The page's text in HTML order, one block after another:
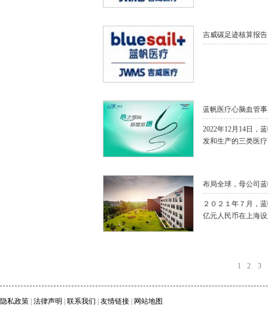
吉威碳足迹核算报告
蓝帆医疗心脑血管
2022年12月14日，
发和生产的三类医
布局全球，母公司
资子公司
２０２１年７月，
亿元人民币在上海
1 2 3
隐私政策 法律声明 联系我们 友情链接 网站地图